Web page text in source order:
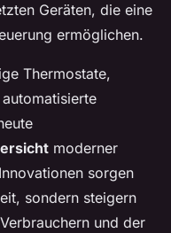
Geräten, die eine
ermöglichen.
Thermostate,
moderner
sorgen
sondern steigern
und der